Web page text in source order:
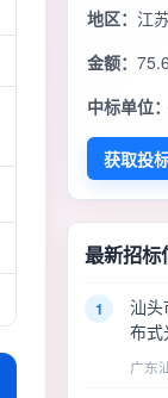
地区： 江
金额：
中标单位：
获取投
最新招标
1
汕头
布式
广东